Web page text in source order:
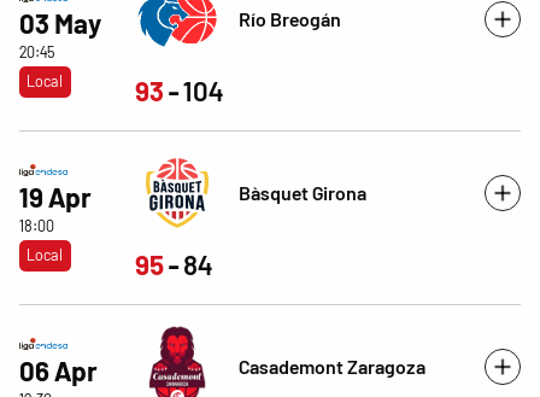
03 May
20:45
Local
Río Breogán
93 104
19 Apr
18:00
Local
Bàsquet Girona
95 84
06 Apr Casademont Zaragoza